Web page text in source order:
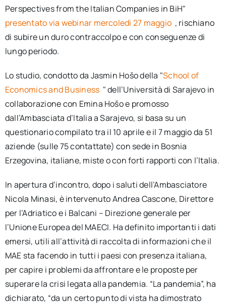
Perspectives from the Italian Companies in BiH"
presentato via webinar mercoledì 27 maggio , rischiano
di subire un duro contraccolpo e con conseguenze di
lungo periodo.
Lo studio, condotto da Jasmin Hošo della "School of
Economics and Business " dell’Università di Sarajevo in
collaborazione con Emina Hošo e promosso
dall’Ambasciata d’Italia a Sarajevo, si basa su un
questionario compilato tra il 10 aprile e il 7 maggio da 51
aziende (sulle 75 contattate) con sede in Bosnia
Erzegovina, italiane, miste o con forti rapporti con l’Italia.
In apertura d’incontro, dopo i saluti dell’Ambasciatore
Nicola Minasi, è intervenuto Andrea Cascone, Direttore
per l’Adriatico e i Balcani – Direzione generale per
l’Unione Europea del MAECI. Ha definito importanti i dati
emersi, utili all’attività di raccolta di informazioni che il
MAE sta facendo in tutti i paesi con presenza italiana,
per capire i problemi da affrontare e le proposte per
superare la crisi legata alla pandemia. “La pandemia”, ha
dichiarato, “da un certo punto di vista ha dimostrato